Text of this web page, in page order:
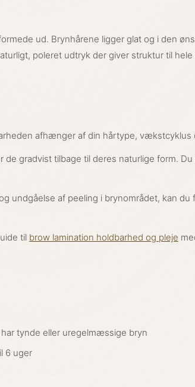
ud. Brynhårene ligger glat og i den
poleret udtryk der giver struktur til
afhænger af din hårtype, vækstcyklus
gradvist tilbage til deres naturlige form.
undgåelse af peeling i brynområdet, kan
til brow lamination holdbarhed og pleje
tynde eller uregelmæssige bryn
6 uger